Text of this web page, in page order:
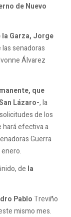
de Nuevo
Garza, Jorge
las senadoras
Álvarez
que
Lázaro-, la
de los
hará efectiva a
Guerra
de la
PabloTreviño
mismo mes.